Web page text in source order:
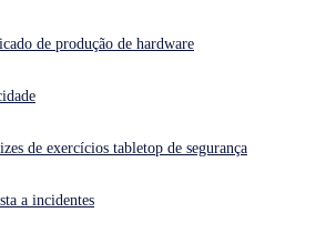
cibernético? Obtenha ajuda imediata
language switcher
de produção de hardware
de exercícios tabletop de segurança
a incidentes